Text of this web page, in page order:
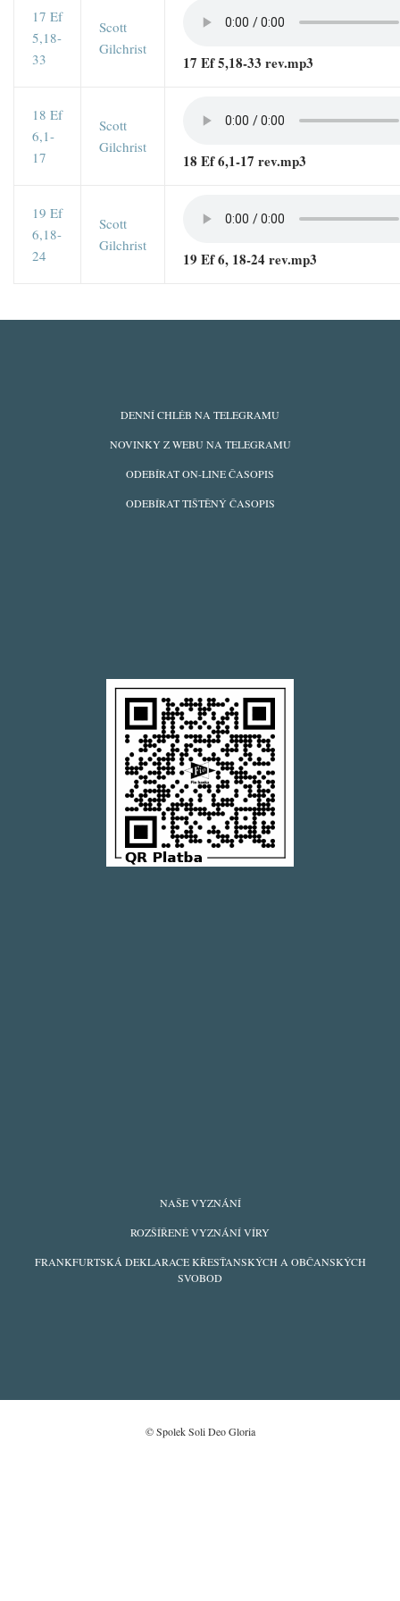
17 Ef
5,18-
33
Scott
Gilchrist
17 Ef 5,18-33 rev.mp3
18 Ef
6,1-
17
Scott
Gilchrist
18 Ef 6,1-17 rev.mp3
19 Ef
6,18-
24
Scott
Gilchrist
19 Ef 6, 18-24 rev.mp3
DENNÍ CHLÉB NA TELEGRAMU
NOVINKY Z WEBU NA TELEGRAMU
ODEBÍRAT ON-LINE ČASOPIS
ODEBÍRAT TIŠTĚNÝ ČASOPIS
NAŠE VYZNÁNÍ
ROZŠÍŘENÉ VYZNÁNÍ VÍRY
FRANKFURTSKÁ DEKLARACE KŘESŤANSKÝCH A OBČANSKÝCH
SVOBOD
© Spolek Soli Deo Gloria